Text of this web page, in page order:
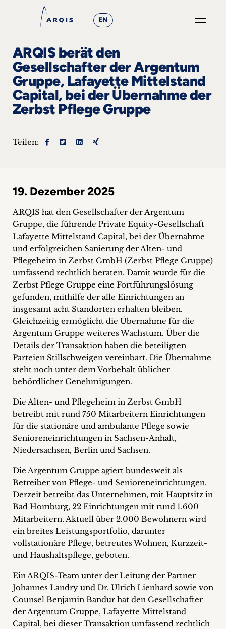
EN
Fokusgruppen
+
+
Karriere
+
Blog
&
Podcasts
+
Team
Philosophie
Presseanfragen
Kontakt
ARQIS berät den
Gesellschafter der Argentum
Gruppe, Lafayette Mittelstand
Capital, bei der Übernahme der
Zerbst Pflege Gruppe
Teilen:
19. Dezember 2025
ARQIS hat den Gesellschafter der Argentum
Gruppe, die führende Private Equity-Gesellschaft
Lafayette Mittelstand Capital, bei der Übernahme
und erfolgreichen Sanierung der Alten- und
Pflegeheim in Zerbst GmbH (Zerbst Pflege Gruppe)
umfassend rechtlich beraten. Damit wurde für die
Zerbst Pflege Gruppe eine Fortführungslösung
gefunden, mithilfe der alle Einrichtungen an
insgesamt acht Standorten erhalten bleiben.
Gleichzeitig ermöglicht die Übernahme für die
Argentum Gruppe weiteres Wachstum. Über die
Details der Transaktion haben die beteiligten
Parteien Stillschweigen vereinbart. Die Übernahme
steht noch unter dem Vorbehalt üblicher
behördlicher Genehmigungen.
Die Alten- und Pflegeheim in Zerbst GmbH
betreibt mit rund 750 Mitarbeitern Einrichtungen
für die stationäre und ambulante Pflege sowie
Senioreneinrichtungen in Sachsen-Anhalt,
Niedersachsen, Berlin und Sachsen.
Die Argentum Gruppe agiert bundesweit als
Betreiber von Pflege- und Senioreneinrichtungen.
Derzeit betreibt das Unternehmen, mit Hauptsitz in
Bad Homburg, 22 Einrichtungen mit rund 1.600
Mitarbeitern. Aktuell über 2.000 Bewohnern wird
ein breites Leistungsportfolio, darunter
vollstationäre Pflege, betreutes Wohnen, Kurzzeit-
und Haushaltspflege, geboten.
Ein ARQIS-Team unter der Leitung der Partner
Johannes Landry und Dr. Ulrich Lienhard sowie von
Counsel Benjamin Bandur hat den Gesellschafter
der Argentum Gruppe, Lafayette Mittelstand
Capital, bei dieser Transaktion umfassend rechtlich